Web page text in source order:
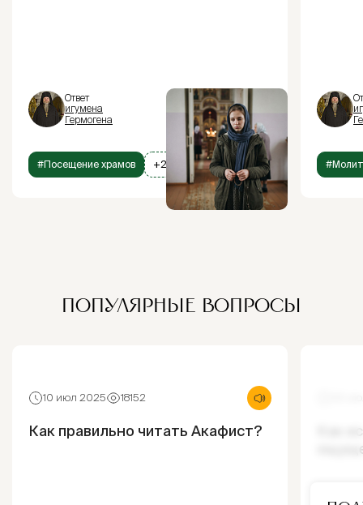
Ответ
игумена
Гермогена
#Посещение храмов +2
ПОПУЛЯРНЫЕ ВОПРОСЫ
10 июл 2025 18152
Как правильно читать Акафист?
Как